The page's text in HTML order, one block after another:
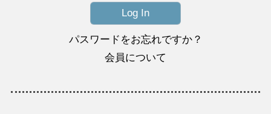
パスワードをお忘れですか？
会員について